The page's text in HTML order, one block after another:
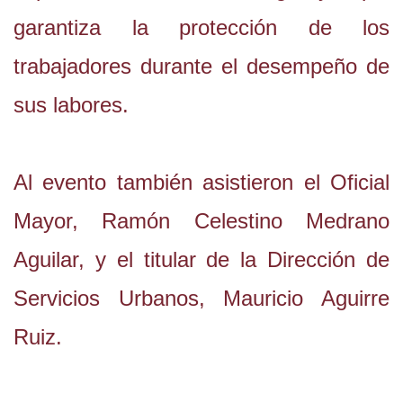
garantiza la protección de los
trabajadores durante el desempeño de
sus labores.
Al evento también asistieron el Oficial
Mayor, Ramón Celestino Medrano
Aguilar, y el titular de la Dirección de
Servicios Urbanos, Mauricio Aguirre
Ruiz.